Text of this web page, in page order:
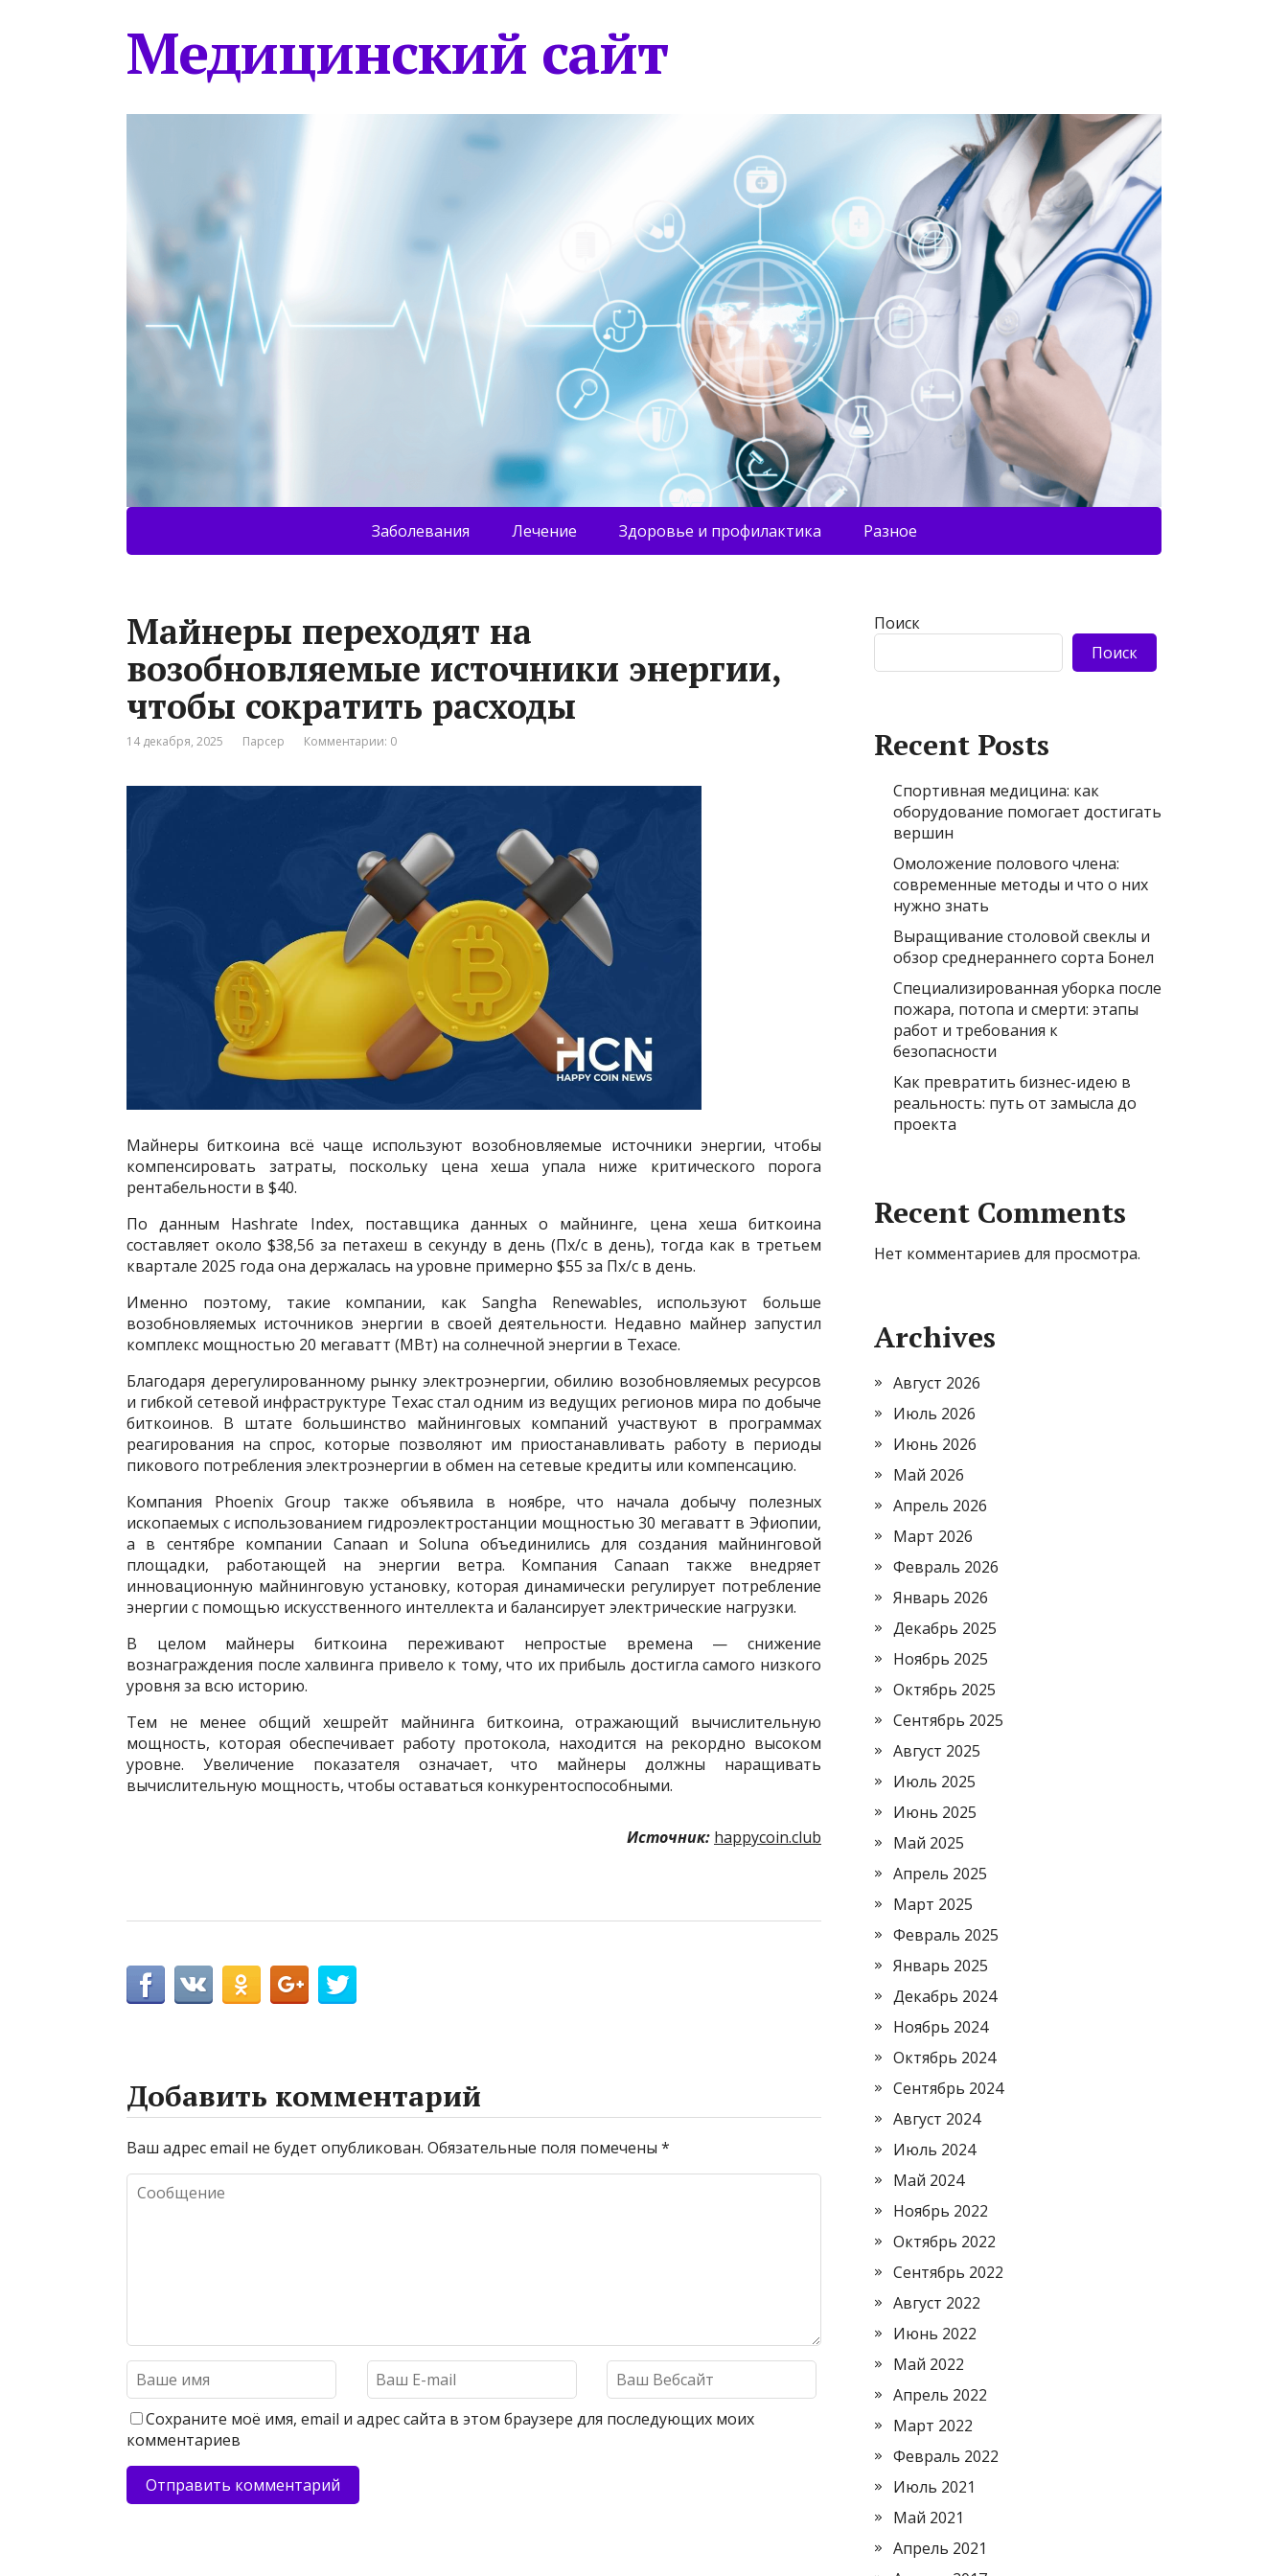
Медицинский сайт
Заболевания Лечение Здоровье и профилактика Разное
Майнеры переходят на
возобновляемые источники энергии,
чтобы сократить расходы
14 декабря, 2025 Парсер Комментарии: 0
Майнеры биткоина всё чаще используют возобновляемые источники энергии, чтобы
компенсировать затраты, поскольку цена хеша упала ниже критического порога
рентабельности в $40.
По данным Hashrate Index, поставщика данных о майнинге, цена хеша биткоина
составляет около $38,56 за петахеш в секунду в день (Пх/с в день), тогда как в третьем
квартале 2025 года она держалась на уровне примерно $55 за Пх/с в день.
Именно поэтому, такие компании, как Sangha Renewables, используют больше
возобновляемых источников энергии в своей деятельности. Недавно майнер запустил
комплекс мощностью 20 мегаватт (МВт) на солнечной энергии в Техасе.
Благодаря дерегулированному рынку электроэнергии, обилию возобновляемых ресурсов
и гибкой сетевой инфраструктуре Техас стал одним из ведущих регионов мира по добыче
биткоинов. В штате большинство майнинговых компаний участвуют в программах
реагирования на спрос, которые позволяют им приостанавливать работу в периоды
пикового потребления электроэнергии в обмен на сетевые кредиты или компенсацию.
Компания Phoenix Group также объявила в ноябре, что начала добычу полезных
ископаемых с использованием гидроэлектростанции мощностью 30 мегаватт в Эфиопии,
а в сентябре компании Canaan и Soluna объединились для создания майнинговой
площадки, работающей на энергии ветра. Компания Canaan также внедряет
инновационную майнинговую установку, которая динамически регулирует потребление
энергии с помощью искусственного интеллекта и балансирует электрические нагрузки.
В целом майнеры биткоина переживают непростые времена — снижение
вознаграждения после халвинга привело к тому, что их прибыль достигла самого низкого
уровня за всю историю.
Тем не менее общий хешрейт майнинга биткоина, отражающий вычислительную
мощность, которая обеспечивает работу протокола, находится на рекордно высоком
уровне. Увеличение показателя означает, что майнеры должны наращивать
вычислительную мощность, чтобы оставаться конкурентоспособными.
Источник: happycoin.club
Добавить комментарий
Ваш адрес email не будет опубликован. Обязательные поля помечены *
Сохраните моё имя, email и адрес сайта в этом браузере для последующих моих
комментариев
Поиск
Поиск
Recent Posts
Спортивная медицина: как
оборудование помогает достигать
вершин
Омоложение полового члена:
современные методы и что о них
нужно знать
Выращивание столовой свеклы и
обзор среднераннего сорта Бонел
Специализированная уборка после
пожара, потопа и смерти: этапы
работ и требования к
безопасности
Как превратить бизнес-идею в
реальность: путь от замысла до
проекта
Recent Comments
Нет комментариев для просмотра.
Archives
Август 2026
Июль 2026
Июнь 2026
Май 2026
Апрель 2026
Март 2026
Февраль 2026
Январь 2026
Декабрь 2025
Ноябрь 2025
Октябрь 2025
Сентябрь 2025
Август 2025
Июль 2025
Июнь 2025
Май 2025
Апрель 2025
Март 2025
Февраль 2025
Январь 2025
Декабрь 2024
Ноябрь 2024
Октябрь 2024
Сентябрь 2024
Август 2024
Июль 2024
Май 2024
Ноябрь 2022
Октябрь 2022
Сентябрь 2022
Август 2022
Июнь 2022
Май 2022
Апрель 2022
Март 2022
Февраль 2022
Июль 2021
Май 2021
Апрель 2021